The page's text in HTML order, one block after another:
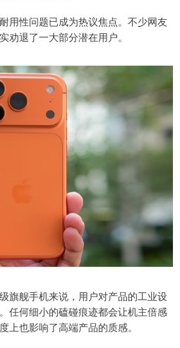
用性问题已成为热议焦点。不少网友
劝退了一大部分潜在用户。
旗舰手机来说，用户对产品的工业设
任何细小的磕碰痕迹都会让机主倍感
上也影响了高端产品的质感。